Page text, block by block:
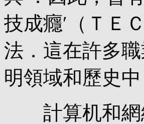
技成癮′（ＴＥ
法．這在許多
明領域和歷史
計算机和網